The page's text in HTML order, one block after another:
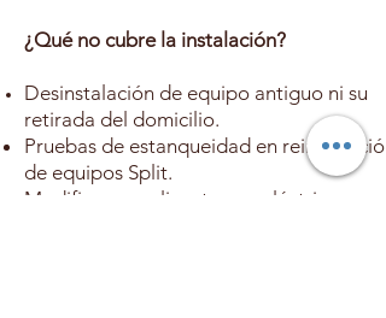
¿Quéno cubre la instalación?
Desinstalación de equipo antiguo ni su
retirada del domicilio.
Pruebas de estanqueidad en reinstalación
de equipos Split.
Modificar o realizar tomas eléctricas.